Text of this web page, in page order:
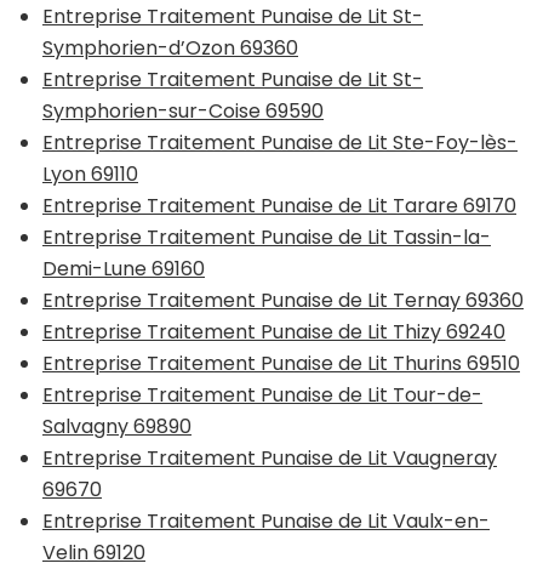
Entreprise Traitement Punaise de Lit St-
Symphorien-d’Ozon 69360
Entreprise Traitement Punaise de Lit St-
Symphorien-sur-Coise 69590
Entreprise Traitement Punaise de Lit Ste-Foy-lès-
Lyon 69110
Entreprise Traitement Punaise de Lit Tarare 69170
Entreprise Traitement Punaise de Lit Tassin-la-
Demi-Lune 69160
Entreprise Traitement Punaise de Lit Ternay 69360
Entreprise Traitement Punaise de Lit Thizy 69240
Entreprise Traitement Punaise de Lit Thurins 69510
Entreprise Traitement Punaise de Lit Tour-de-
Salvagny 69890
Entreprise Traitement Punaise de Lit Vaugneray
69670
Entreprise Traitement Punaise de Lit Vaulx-en-
Velin 69120